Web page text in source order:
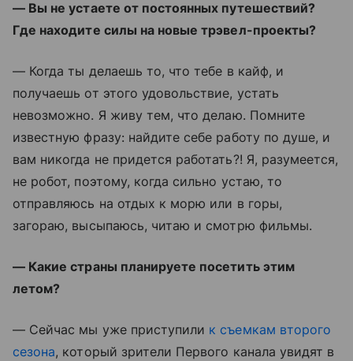
— Вы не устаете от постоянных путешествий?
Где находите силы на новые трэвел-проекты?
— Когда ты делаешь то, что тебе в кайф, и
получаешь от этого удовольствие, устать
невозможно. Я живу тем, что делаю. Помните
известную фразу: найдите себе работу по душе, и
вам никогда не придется работать?! Я, разумеется,
не робот, поэтому, когда сильно устаю, то
отправляюсь на отдых к морю или в горы,
загораю, высыпаюсь, читаю и смотрю фильмы.
— Какие страны планируете посетить этим
летом?
— Сейчас мы уже приступили к съемкам второго
сезона, который зрители Первого канала увидят в